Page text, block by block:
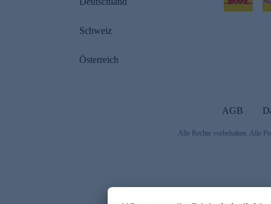
Schweiz
Österreich
AGB
Alle Rechte vorbehalten. Alle